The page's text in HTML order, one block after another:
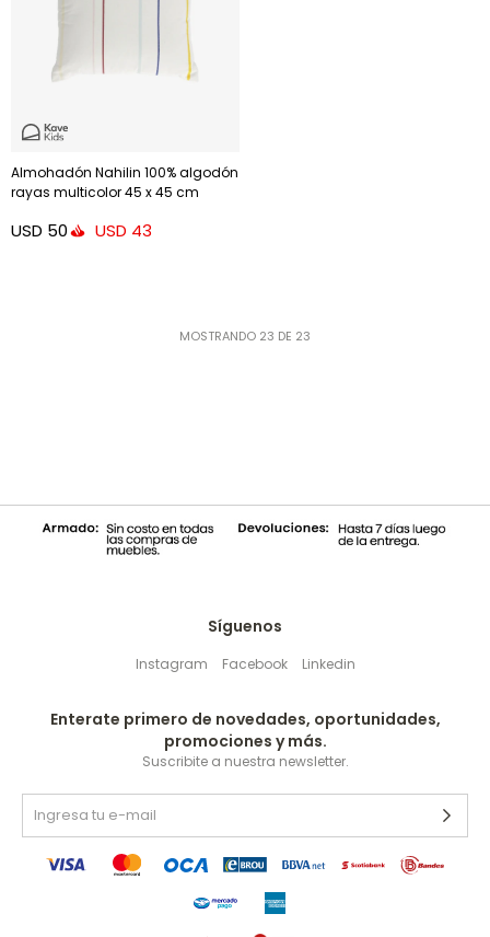
Almohadón Nahilin 100% algodón
rayas multicolor 45 x 45 cm
USD 50 USD 43
MOSTRANDO 23 DE 23
Síguenos
Instagram Facebook Linkedin
Enterate primero de novedades, oportunidades,
promociones y más.
Suscribite a nuestra newsletter.